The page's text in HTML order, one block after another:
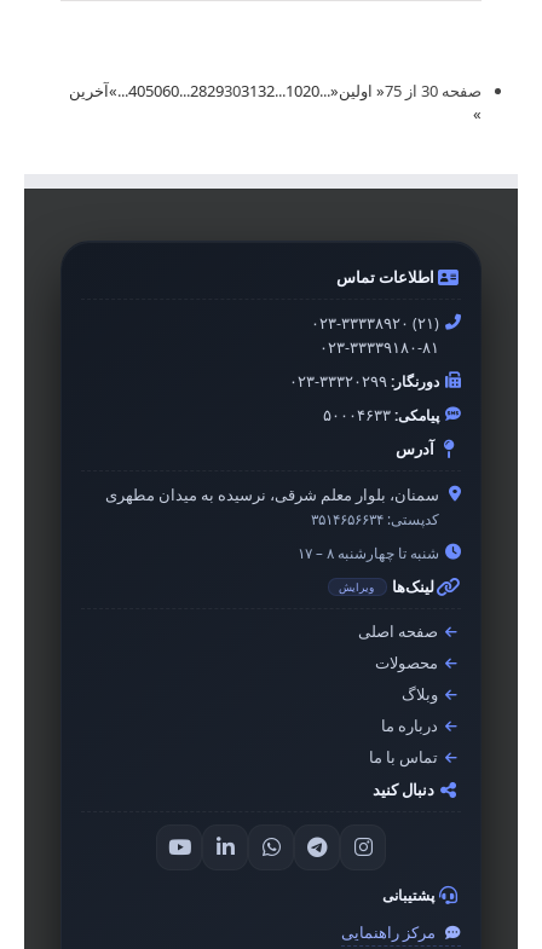
صفحه 30 از 75 « اولین«
...
1020
...
2829303132
...
405060
...
»آخرین
»
اطلاعات تماس
۰۲۳-۳۳۳۳۸۹۲۰ (۲۱)
۰۲۳-۳۳۳۳۹۱۸۰-۸۱
دورنگار:۰۲۳-۳۳۳۲۰۲۹۹
پیامکی:۵۰۰۰۴۶۳۳
آدرس
سمنان، بلوار معلم شرقی، نرسیده به میدان مطهری
کدپستی: ۳۵۱۴۶۵۶۶۳۴
شنبه تا چهارشنبه ۸ – ۱۷
لینک‌ها ویرایش
صفحه اصلی
محصولات
وبلاگ
درباره ما
تماس با ما
دنبال کنید
پشتیبانی
مرکز راهنمایی